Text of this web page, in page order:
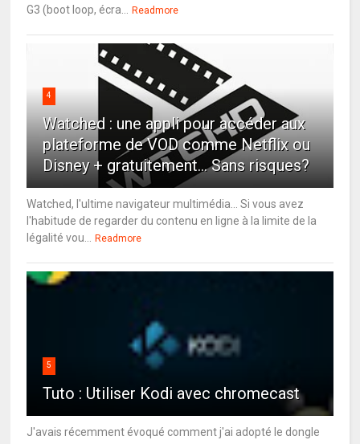
G3 (boot loop, écra...
Readmore
4
Watched : une appli pour accéder aux
plateforme de VOD comme Netflix ou
Disney + gratuitement... Sans risques?
Watched, l'ultime navigateur multimédia... Si vous avez
l'habitude de regarder du contenu en ligne à la limite de la
légalité vou...
Readmore
5
Tuto : Utiliser Kodi avec chromecast
J'avais récemment évoqué comment j'ai adopté le dongle